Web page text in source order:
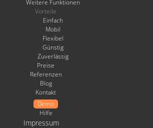
Weitere Funktionen
Vorteile
Einfach
Mobil
Flexibel
Günstig
Zuverlässig
Preise
Referenzen
Blog
Kontakt
Demo
Hilfe
Impressum